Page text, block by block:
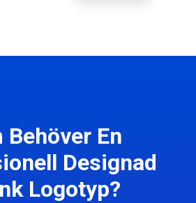
Behöver En
Designad
Logotyp?